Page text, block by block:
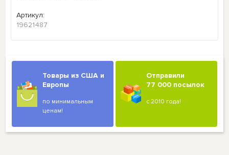
Артикул:
19621487
Товары из США и
Европы
по минимальным
ценам!
Отправили
77 000 посылок
с 2010 года!